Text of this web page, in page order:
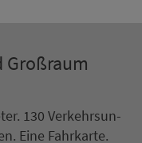
Groß­raum
130 Ver­kehrs­un­
Eine Fahr­kar­te.